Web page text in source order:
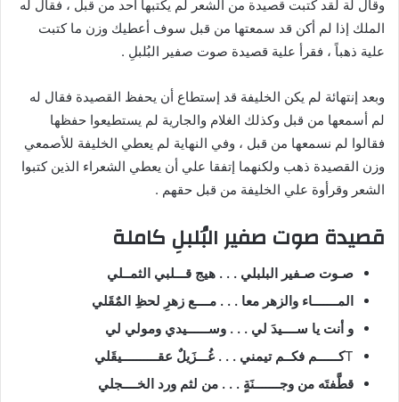
وقال لة لقد كتبت قصيدة من الشعر لم يكتبها أحد من قبل ، فقال له
الملك إذا لم أكن قد سمعتها من قبل سوف أعطيك وزن ما كتبت
علية ذهباً ، فقرأ علية قصيدة صوت صفير البُلبلِ .
وبعد إنتهائة لم يكن الخليفة قد إستطاع أن يحفظ القصيدة فقال له
لم أسمعها من قبل وكذلك الغلام والجارية لم يستطيعوا حفظها
فقالوا لم نسمعها من قبل ، وفي النهاية لم يعطي الخليفة للأصمعي
وزن القصيدة ذهب ولكنهما إتفقا علي أن يعطي الشعراء الذين كتبوا
الشعر وقرأوة علي الخليفة من قبل حقهم .
قصيدة صوت صفير البُلبلِ كاملة
صـوت صـفير البلبلي . . . هيج قـــلبي الثمــلي
المـــــــاء والزهر معا . . . مــــع زهرِ لحظِ المٌقَلي
و أنت يا ســــيدَ لي . . . وســــــيدي ومولي لي
Tكــــــم فكــم تيمني . . . غُـــزَيلٌ عقــــــــــيقَلي
قطَّفتَه من وجـــــــنَةٍ . . . من لثم ورد الخــــجلي